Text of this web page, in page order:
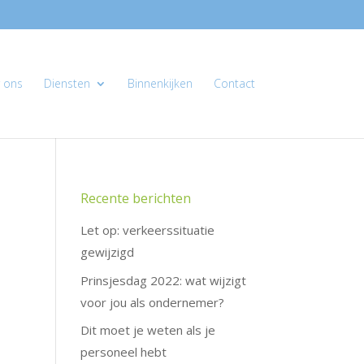
ons Diensten Binnenkijken Contact
Recente berichten
Let op: verkeerssituatie
gewijzigd
Prinsjesdag 2022: wat wijzigt
voor jou als ondernemer?
Dit moet je weten als je
personeel hebt